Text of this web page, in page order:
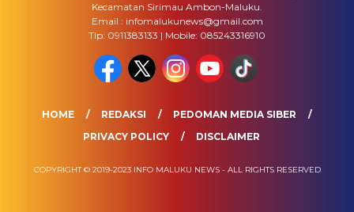
Kecamatan Sirimau Ambon-Maluku.
Email : infomalukunews@gmail.com
Tlp: 0911383133 | Mobile: 085243316910
HOME REDAKSI
PEDOMAN MEDIA SIBER
PRIVACY POLICY
DISCLAIMER
COPYRIGHT © 2019-2023 INFO MALUKU NEWS - ALL RIGHTS RESERVED